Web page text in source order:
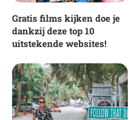
Gratis films kijken doe je
dankzij deze top 10
uitstekende websites!